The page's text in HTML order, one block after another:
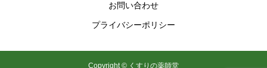
お問い合わせ
プライバシーポリシー
Copyright © くすりの薬師堂